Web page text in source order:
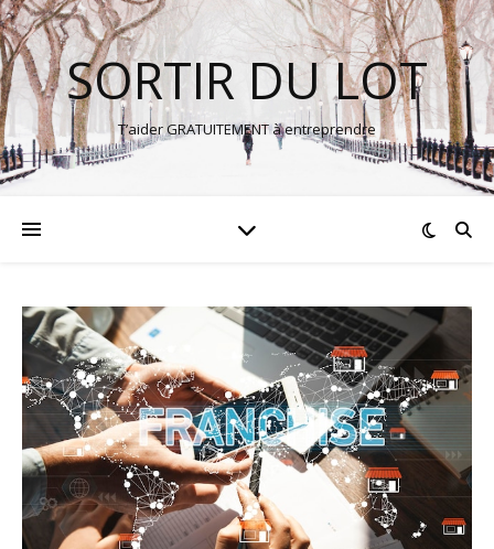
SORTIR DU LOT
T’aider GRATUITEMENT à entreprendre